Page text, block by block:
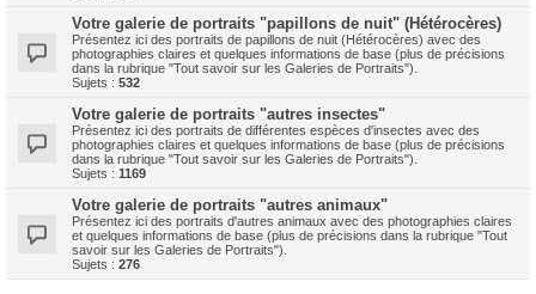
Votre galerie de portraits "papillons de nuit" (Hétérocères)
Présentez ici des portraits de papillons de nuit (Hétérocères) avec des
photographies claires et quelques informations de base (plus de précisions
dans la rubrique "Tout savoir sur les Galeries de Portraits").
Sujets : 532
Votre galerie de portraits "autres insectes"
Présentez ici des portraits de différentes espèces d'insectes avec des
photographies claires et quelques informations de base (plus de précisions
dans la rubrique "Tout savoir sur les Galeries de Portraits").
Sujets : 1169
Votre galerie de portraits "autres animaux"
Présentez ici des portraits d'autres animaux avec des photographies claires
et quelques informations de base (plus de précisions dans la rubrique "Tout
savoir sur les Galeries de Portraits").
Sujets : 276